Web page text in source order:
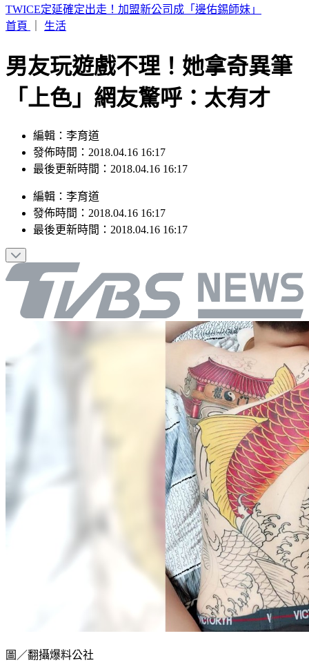
64%民眾五年內有購車計畫，貨物稅減徵成買氣增溫關鍵
首頁
生活
男友玩遊戲不理！她拿奇異筆
「上色」網友驚呼：太有才
編輯：李育道
發佈時間：2018.04.16 16:17
最後更新時間：2018.04.16 16:17
編輯 ： 李育道
發佈時間： 2018.04.16 16:17
最後更新時間： 2018.04.16 16:17
圖／翻攝爆料公社